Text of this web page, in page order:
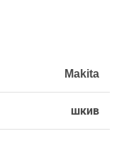
Makita
шкив